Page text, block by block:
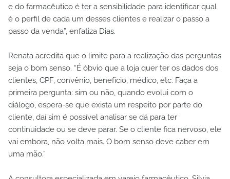
e do farmacêutico é ter a sensibilidade para identificar qual
é o perfil de cada um desses clientes e realizar o passo a
passo da venda”, enfatiza Dias.
Renata acredita que o limite para a realização das perguntas
seja o bom senso. “É óbvio que a loja quer ter os dados dos
clientes, CPF, convênio, benefício, médico, etc. Faça a
primeira pergunta: sim ou não, quando evolui com o
diálogo, espera-se que exista um respeito por parte do
cliente, daí sim é possível analisar se dá para ter
continuidade ou se deve parar. Se o cliente fica nervoso, ele
vai embora, não volta mais. O bom senso deve caber em
uma mão.”